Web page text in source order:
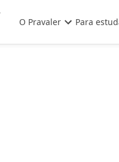
O Pravaler Para